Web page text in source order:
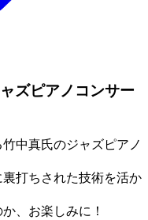
ズピアノコンサー
中真氏のジャズピアノ
ちされた技術を活か
お楽しみに！